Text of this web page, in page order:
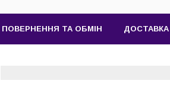
ПОВЕРНЕННЯ ТА ОБМІН